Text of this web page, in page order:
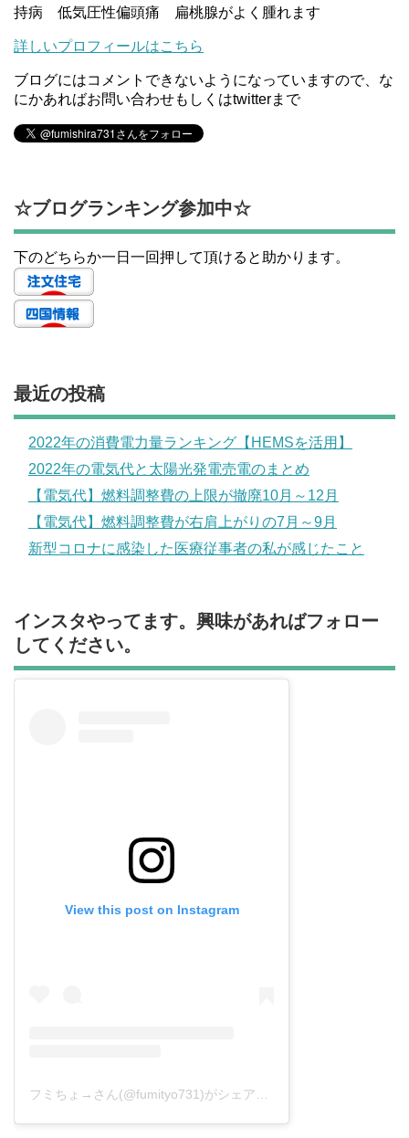
持病 低気圧性偏頭痛 扁桃腺がよく腫れます
詳しいプロフィールはこちら
ブログにはコメントできないようになっていますので、な
にかあればお問い合わせもしくはtwitterまで
☆ブログランキング参加中☆
下のどちらか一日一回押して頂けると助かります。
最近の投稿
2022年の消費電力量ランキング【HEMSを活用】
2022年の電気代と太陽光発電売電のまとめ
【電気代】燃料調整費の上限が撤廃10月～12月
【電気代】燃料調整費が右肩上がりの7月～9月
新型コロナに感染した医療従事者の私が感じたこと
インスタやってます。興味があればフォロー
してください。
View this post on Instagram